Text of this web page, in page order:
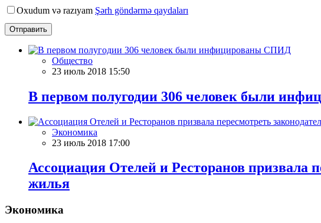
Oxudum və razıyam Şərh göndərmə qaydaları
Отправить
Общество
23 июль 2018 15:50
В первом полугодии 306 человек были
Экономика
23 июль 2018 17:00
Ассоциация Отелей и Ресторанов призвала
жилья
Экономика